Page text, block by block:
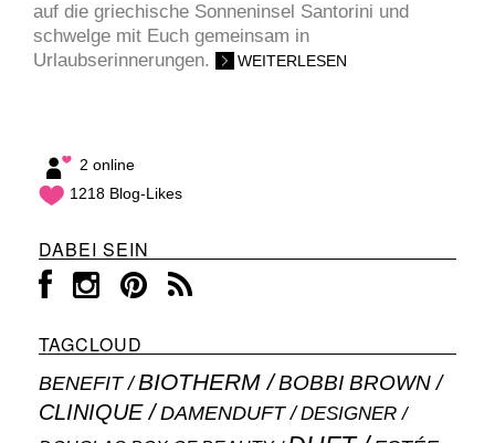
auf die griechische Sonneninsel Santorini und
schwelge mit Euch gemeinsam in
Urlaubserinnerungen.
WEITERLESEN
2 online
1218 Blog-Likes
DABEI SEIN
TAGCLOUD
BENEFIT BIOTHERM BOBBI BROWN
CLINIQUE DAMENDUFT DESIGNER